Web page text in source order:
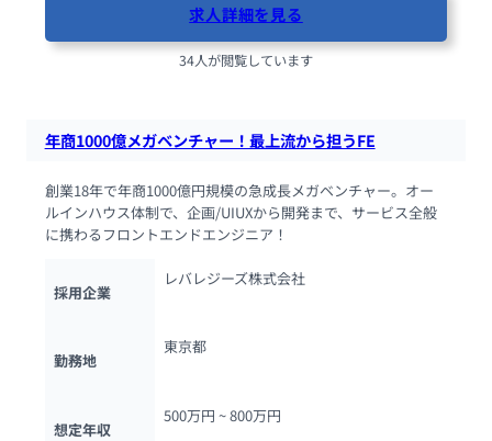
求人詳細を見る
34人が閲覧しています
年商1000億メガベンチャー！最上流から担うFE
創業18年で年商1000億円規模の急成長メガベンチャー。オー
ルインハウス体制で、企画/UIUXから開発まで、サービス全般
に携わるフロントエンドエンジニア！
採用企業
レバレジーズ株式会社
勤務地
東京都
想定年収
500万円 ~ 800万円